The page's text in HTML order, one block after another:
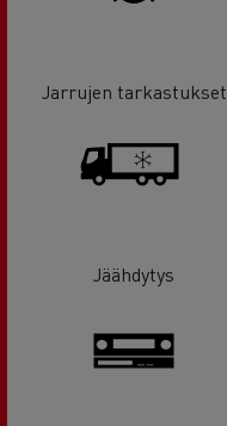
Jarrujen tarkastukset
Jäähdytys